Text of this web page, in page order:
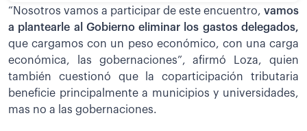
“Nosotros vamos a participar de este encuentro, vamos
a plantearle al Gobierno eliminar los gastos delegados,
que cargamos con un peso económico, con una carga
económica, las gobernaciones”, afirmó Loza, quien
también cuestionó que la coparticipación tributaria
beneficie principalmente a municipios y universidades,
mas no a las gobernaciones.